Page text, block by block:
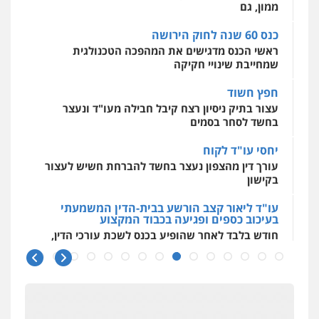
לעורכי דין
ממון, גם
כנס 60 שנה לחוק הירושה
ראשי הכנס מדגישים את המהפכה הטכנולגית
שמחייבת שינויי חקיקה
חפץ חשוד
עצור בתיק ניסיון רצח קיבל חבילה מעו"ד ונעצר
בחשד לסחר בסמים
יחסי עו"ד לקוח
עורך דין מהצפון נעצר בחשד להברחת חשיש לעצור
בקישון
עו"ד ליאור קצב הורשע בבית-הדין המשמעתי
בעיכוב כספים ופגיעה בכבוד המקצוע
חודש בלבד לאחר שהופיע בכנס לשכת עורכי הדין,